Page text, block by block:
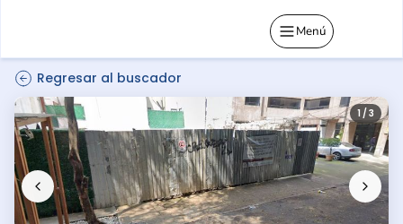
Menú
Regresar al buscador
1 / 3